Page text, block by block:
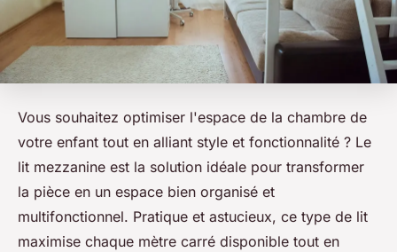
Vous souhaitez optimiser l'espace de la chambre de
votre enfant tout en alliant style et fonctionnalité ? Le
lit mezzanine est la solution idéale pour transformer
la pièce en un espace bien organisé et
multifonctionnel. Pratique et astucieux, ce type de lit
maximise chaque mètre carré disponible tout en